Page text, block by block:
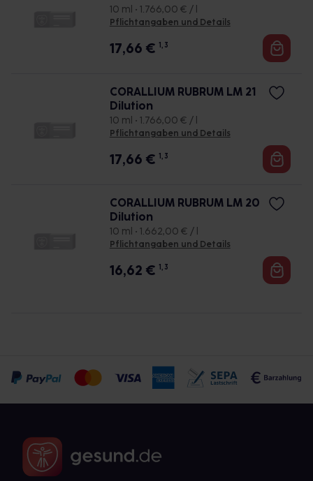
10 ml • 1.766,00 € / l
Pflichtangaben und Details
17,66 € 1, 3
CORALLIUM RUBRUM LM 21
Dilution
10 ml • 1.766,00 € / l
Pflichtangaben und Details
17,66 € 1, 3
CORALLIUM RUBRUM LM 20
Dilution
10 ml • 1.662,00 € / l
Pflichtangaben und Details
16,62 € 1, 3